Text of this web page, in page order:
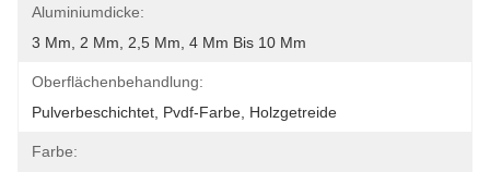
Aluminiumdicke:
3 Mm, 2 Mm, 2,5 Mm, 4 Mm Bis 10 Mm
Oberflächenbehandlung:
Pulverbeschichtet, Pvdf-Farbe, Holzgetreide
Farbe: